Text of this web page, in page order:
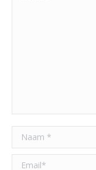
Naam *
Email *